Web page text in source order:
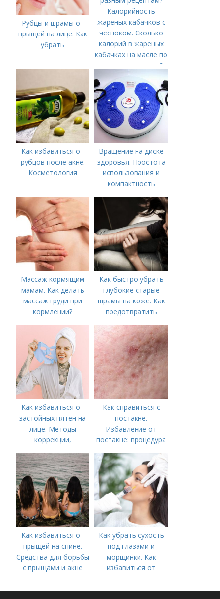
Рубцы и шрамы от
прыщей на лице. Как
убрать
Калорийность
жареных кабачков с
чесноком. Сколько
калорий в жареных
кабачках на масле по
разным рецептам?
Как избавиться от
рубцов после акне.
Косметология
Вращение на диске
здоровья. Простота
использования и
компактность
Массаж кормящим
мамам. Как делать
массаж груди при
кормлении?
Как быстро убрать
глубокие старые
шрамы на коже. Как
предотвратить
Как избавиться от
застойных пятен на
лице. Методы
коррекции,
акне и удаления
рубцов и шрамов
постакне
Как справиться с
постакне.
Избавление от
постакне: процедура
Как избавиться от
прыщей на спине.
Средства для борьбы
с прыщами и акне
Как убрать сухость
под глазами и
морщинки. Как
избавиться от
косметологические